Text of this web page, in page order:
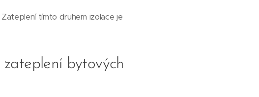
tímto druhem izolace je
bytových